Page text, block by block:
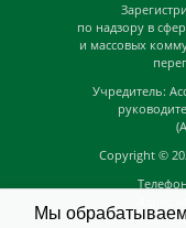
по надзору в
и массовых
Учредитель:
Copyright ©
Мы